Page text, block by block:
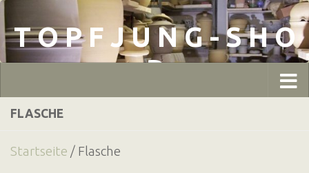
Zum Inhalt springen
T O P F J U N G - S H O
P
FLASCHE
Startseite / Flasche